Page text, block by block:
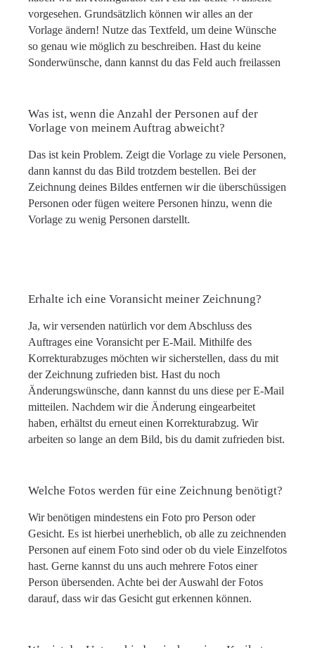
vorgesehen. Grundsätzlich können wir alles an der
Vorlage ändern! Nutze das Textfeld, um deine Wünsche
so genau wie möglich zu beschreiben. Hast du keine
Sonderwünsche, dann kannst du das Feld auch freilassen
Was ist, wenn die Anzahl der Personen auf der
Vorlage von meinem Auftrag abweicht?
Das ist kein Problem. Zeigt die Vorlage zu viele Personen,
dann kannst du das Bild trotzdem bestellen. Bei der
Zeichnung deines Bildes entfernen wir die überschüssigen
Personen oder fügen weitere Personen hinzu, wenn die
Vorlage zu wenig Personen darstellt.
Erhalte ich eine Voransicht meiner Zeichnung?
Ja, wir versenden natürlich vor dem Abschluss des
Auftrages eine Voransicht per E-Mail. Mithilfe des
Korrekturabzuges möchten wir sicherstellen, dass du mit
der Zeichnung zufrieden bist. Hast du noch
Änderungswünsche, dann kannst du uns diese per E-Mail
mitteilen. Nachdem wir die Änderung eingearbeitet
haben, erhältst du erneut einen Korrekturabzug. Wir
arbeiten so lange an dem Bild, bis du damit zufrieden bist.
Welche Fotos werden für eine Zeichnung benötigt?
Wir benötigen mindestens ein Foto pro Person oder
Gesicht. Es ist hierbei unerheblich, ob alle zu zeichnenden
Personen auf einem Foto sind oder ob du viele Einzelfotos
hast. Gerne kannst du uns auch mehrere Fotos einer
Person übersenden. Achte bei der Auswahl der Fotos
darauf, dass wir das Gesicht gut erkennen können.